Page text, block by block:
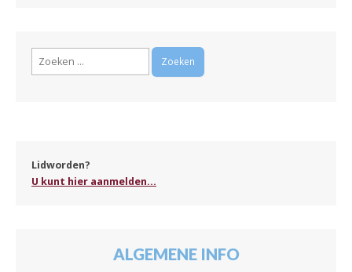
Zoeken
Lidworden?
U kunt hier aanmelden...
ALGEMENE INFO